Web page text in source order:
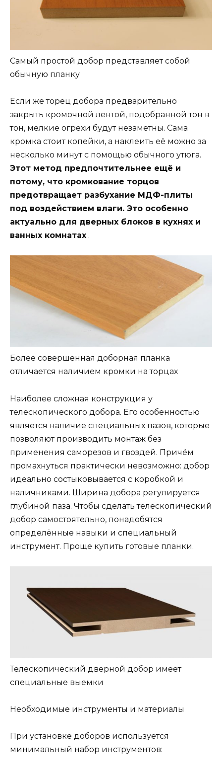
Самый простой добор представляет собой
обычную планку
Если же торец добора предварительно
закрыть кромочной лентой, подобранной тон в
тон, мелкие огрехи будут незаметны. Сама
кромка стоит копейки, а наклеить её можно за
несколько минут с помощью обычного утюга.
Этот метод предпочтительнее ещё и
потому, что кромкование торцов
предотвращает разбухание МДФ-плиты
под воздействием влаги. Это особенно
актуально для дверных блоков в кухнях и
ванных комнатах .
Более совершенная доборная планка
отличается наличием кромки на торцах
Наиболее сложная конструкция у
телескопического добора. Его особенностью
является наличие специальных пазов, которые
позволяют производить монтаж без
применения саморезов и гвоздей. Причём
промахнуться практически невозможно: добор
идеально состыковывается с коробкой и
наличниками. Ширина добора регулируется
глубиной паза. Чтобы сделать телескопический
добор самостоятельно, понадобятся
определённые навыки и специальный
инструмент. Проще купить готовые планки.
Телескопический дверной добор имеет
специальные выемки
Необходимые инструменты и материалы
При установке доборов используется
минимальный набор инструментов: